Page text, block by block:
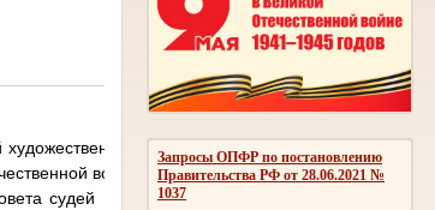
Запросы ОПФР по постановлению
Правительства РФ от 28.06.2021 №
1037
версия для печати
творческого конкурса
войне.
судей Ростовской области дочь